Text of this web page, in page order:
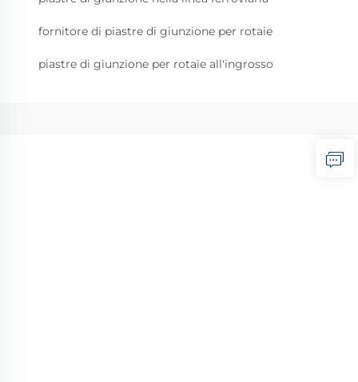
fornitore di piastre di giunzione per rotaie
piastre di giunzione per rotaie all'ingrosso